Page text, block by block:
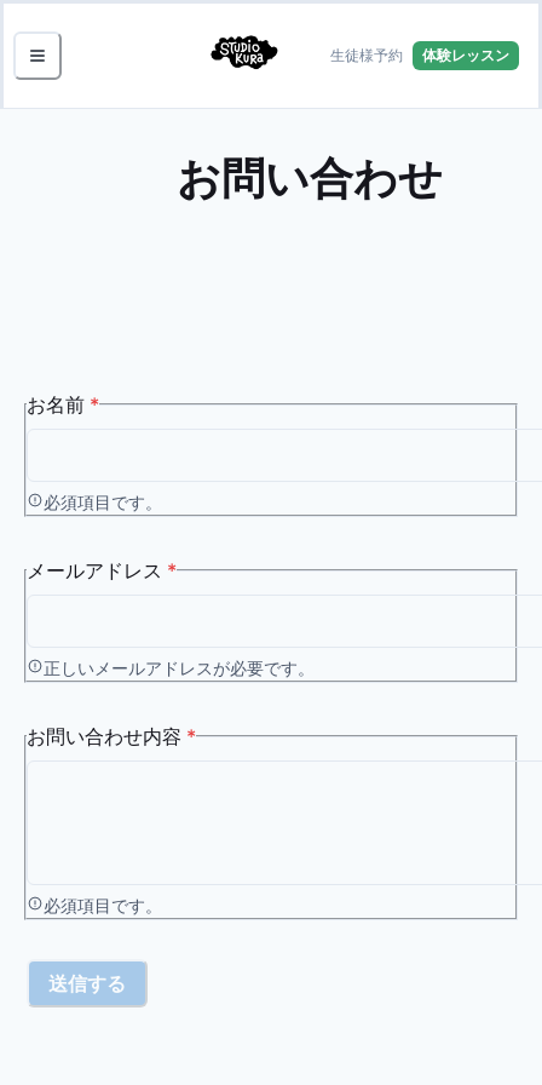
生徒様予約 体験レッスン
お問い合わせ
お名前 *
必須項目です。
メールアドレス *
正しいメールアドレスが必要です。
お問い合わせ内容 *
必須項目です。
送信する